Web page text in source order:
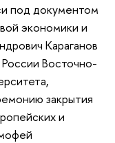
под документом
экономики и
Караганов
Восточно-
закрытия
и